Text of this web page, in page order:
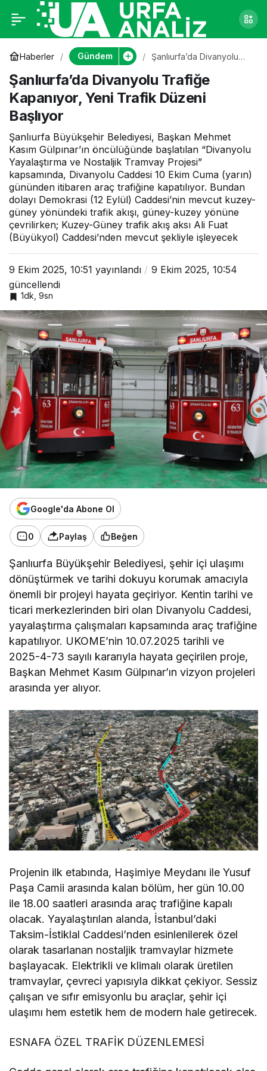
Haberler Gündem
Şanlıurfa’da Divanyolu
Trafik Düzeni Başlıyor
Şanlıurfa’da Divanyolu Trafiğe
Kapanıyor, Yeni Trafik Düzeni
Başlıyor
Şanlıurfa Büyükşehir Belediyesi, Başkan Mehmet
Kasım Gülpınar’ın öncülüğünde başlatılan “Divanyolu
Yayalaştırma ve Nostaljik Tramvay Projesi”
kapsamında, Divanyolu Caddesi 10 Ekim Cuma (yarın)
gününden itibaren araç trafiğine kapatılıyor. Bundan
dolayı Demokrasi (12 Eylül) Caddesi’nin mevcut kuzey-
güney yönündeki trafik akışı, güney-kuzey yönüne
çevrilirken; Kuzey-Güney trafik akış aksı Ali Fuat
(Büyükyol) Caddesi’nden mevcut şekliyle işleyecek
9 Ekim 2025, 10:51 yayınlandı
9 Ekim 2025, 10:54
güncellendi
1dk, 9sn
Google'da Abone Ol
0 Paylaş Beğen
Şanlıurfa Büyükşehir Belediyesi, şehir içi ulaşımı
dönüştürmek ve tarihi dokuyu korumak amacıyla
önemli bir projeyi hayata geçiriyor. Kentin tarihi ve
ticari merkezlerinden biri olan Divanyolu Caddesi,
yayalaştırma çalışmaları kapsamında araç trafiğine
kapatılıyor. UKOME’nin 10.07.2025 tarihli ve
2025-4-73 sayılı kararıyla hayata geçirilen proje,
Başkan Mehmet Kasım Gülpınar’ın vizyon projeleri
arasında yer alıyor.
Projenin ilk etabında, Haşimiye Meydanı ile Yusuf
Paşa Camii arasında kalan bölüm, her gün 10.00
ile 18.00 saatleri arasında araç trafiğine kapalı
olacak. Yayalaştırılan alanda, İstanbul’daki
Taksim-İstiklal Caddesi’nden esinlenilerek özel
olarak tasarlanan nostaljik tramvaylar hizmete
başlayacak. Elektrikli ve klimalı olarak üretilen
tramvaylar, çevreci yapısıyla dikkat çekiyor. Sessiz
çalışan ve sıfır emisyonlu bu araçlar, şehir içi
ulaşımı hem estetik hem de modern hale getirecek.
ESNAFA ÖZEL TRAFİK DÜZENLEMESİ
Şanlıurfa’da
Divanyolu Trafiğe
Kapanıyor, Yeni
Trafik Düzeni
Başlıyor
0